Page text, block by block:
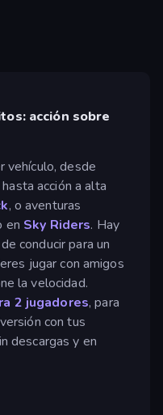
acción sobre
vehículo, desde
hasta acción a alta
, o aventuras
en Sky Riders. Hay
conducir para un
jugar con amigos
la velocidad.
2 jugadores, para
con tus
descargas y en